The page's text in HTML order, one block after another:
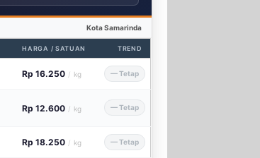
Kota Samarinda
HARGA / SATUAN TREND
Rp 16.250 / kg — Tetap
Rp 12.600 / kg — Tetap
Rp 18.250 / kg — Tetap